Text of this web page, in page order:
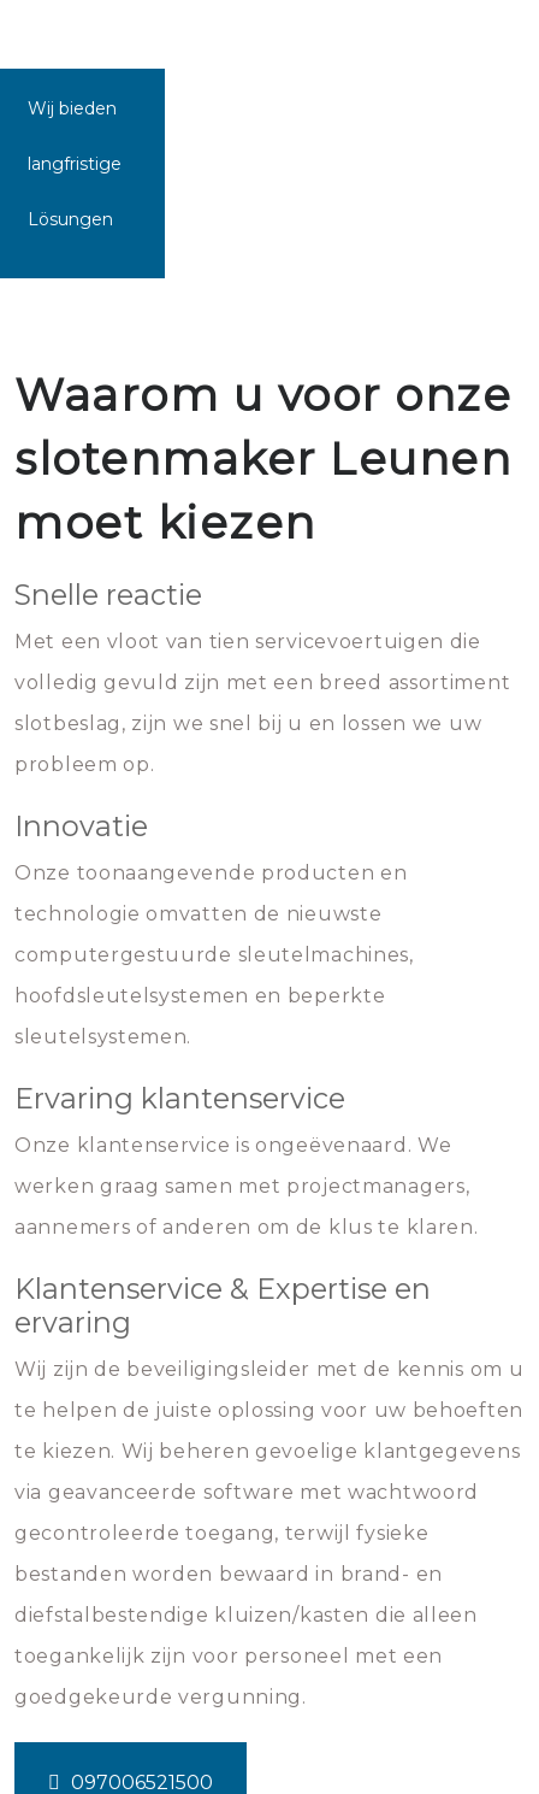
Wij bieden
langfristige
Lösungen
Waarom u voor onze
slotenmaker Leunen
moet kiezen
Snelle reactie
Met een vloot van tien servicevoertuigen die
volledig gevuld zijn met een breed assortiment
slotbeslag, zijn we snel bij u en lossen we uw
probleem op.
Innovatie
Onze toonaangevende producten en
technologie omvatten de nieuwste
computergestuurde sleutelmachines,
hoofdsleutelsystemen en beperkte
sleutelsystemen.
Ervaring klantenservice
Onze klantenservice is ongeëvenaard. We
werken graag samen met projectmanagers,
aannemers of anderen om de klus te klaren.
Klantenservice & Expertise en
ervaring
Wij zijn de beveiligingsleider met de kennis om u
te helpen de juiste oplossing voor uw behoeften
te kiezen. Wij beheren gevoelige klantgegevens
via geavanceerde software met wachtwoord
gecontroleerde toegang, terwijl fysieke
bestanden worden bewaard in brand- en
diefstalbestendige kluizen/kasten die alleen
toegankelijk zijn voor personeel met een
goedgekeurde vergunning.
097006521500